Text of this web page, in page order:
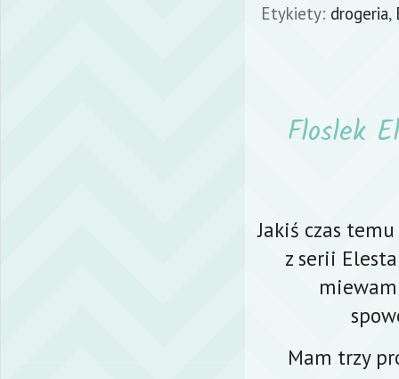
Etykiety: drogeria,
Floslek
Jakiś czas
z serii
Mam trzy